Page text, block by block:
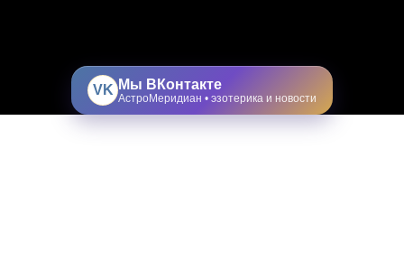
VK Мы ВКонтакте
АстроМеридиан • эзотерика и новости